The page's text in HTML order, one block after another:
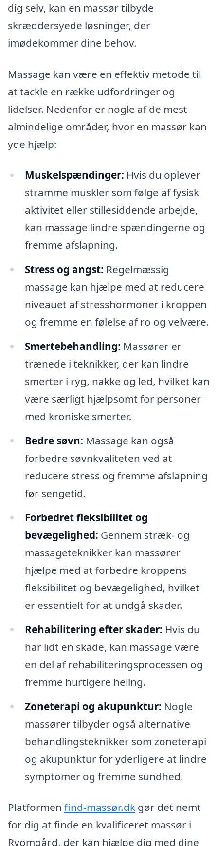
dig selv, kan en massør tilbyde
skræddersyede løsninger, der
imødekommer dine behov.
Massage kan være en effektiv metode til
at tackle en række udfordringer og
lidelser. Nedenfor er nogle af de mest
almindelige områder, hvor en massør kan
yde hjælp:
Muskelspændinger: Hvis du oplever
stramme muskler som følge af fysisk
aktivitet eller stillesiddende arbejde,
kan massage lindre spændingerne og
fremme afslapning.
Stress og angst: Regelmæssig
massage kan hjælpe med at reducere
niveauet af stresshormoner i kroppen
og fremme en følelse af ro og velvære.
Smertebehandling: Massører er
trænede i teknikker, der kan lindre
smerter i ryg, nakke og led, hvilket kan
være særligt hjælpsomt for personer
med kroniske smerter.
Bedre søvn: Massage kan også
forbedre søvnkvaliteten ved at
reducere stress og fremme afslapning
før sengetid.
Forbedret fleksibilitet og
bevægelighed: Gennem stræk- og
massageteknikker kan massører
hjælpe med at forbedre kroppens
fleksibilitet og bevægelighed, hvilket
er essentielt for at undgå skader.
Rehabilitering efter skader: Hvis du
har lidt en skade, kan massage være
en del af rehabiliteringsprocessen og
fremme hurtigere heling.
Zoneterapi og akupunktur: Nogle
massører tilbyder også alternative
behandlingsteknikker som zoneterapi
og akupunktur for yderligere at lindre
symptomer og fremme sundhed.
Platformen find-massør.dk gør det nemt
for dig at finde en kvalificeret massør i
Ryomgård, der kan hjælpe dig med dine